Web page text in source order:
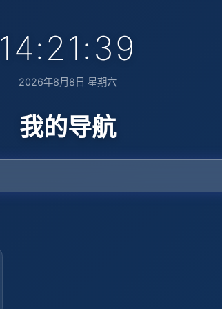
14:21:40
2026年8月8日 星期六
我的导航